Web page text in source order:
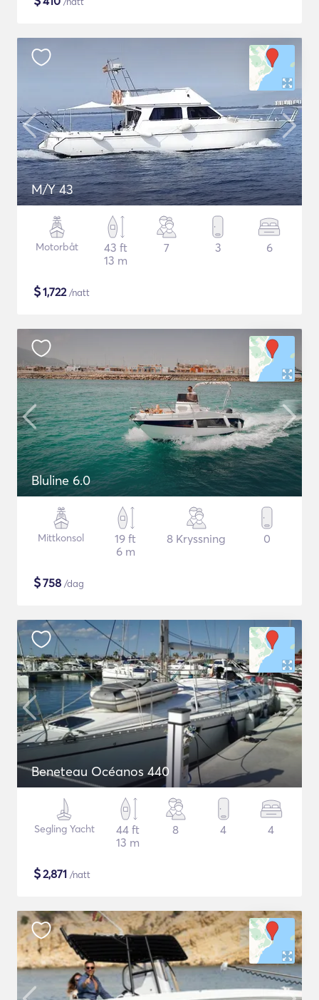
M/Y 43
Motorbåt
43 ft
13 m
7 3 6
$1,722/natt
Bluline 6.0
Mittkonsol
19 ft
6 m
8 Kryssning 0
$758 /dag
Beneteau Océanos 440
Segling Yacht
44 ft
13 m
8 4 4
$2,871 /natt